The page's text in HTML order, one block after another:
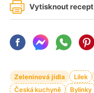
Vytisknout recept
Zeleninová jídla Lilek
Česká kuchyně
Bylinky